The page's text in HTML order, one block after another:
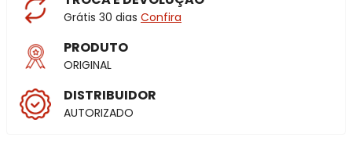
Grátis 30 dias Confira
PRODUTO
ORIGINAL
DISTRIBUIDOR
AUTORIZADO